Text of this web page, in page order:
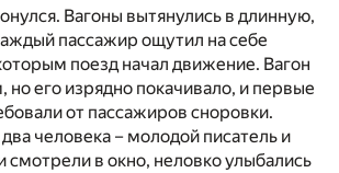
Вагоны вытянулись в длинную,
пассажир ощутил на себе
поезд начал движение. Вагон
но его изрядно покачивало, и первые
от пассажиров сноровки.
человека – молодой писатель и
смотрели в окно, неловко улыбались